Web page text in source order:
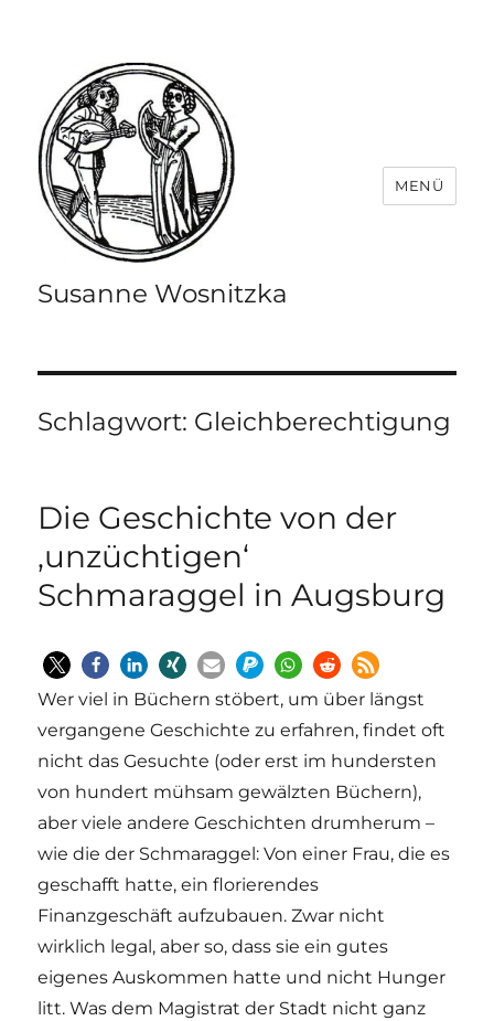
Susanne Wosnitzka
MENÜ
Schlagwort: Gleichberechtigung
Die Geschichte von der
‚unzüchtigen‘
Schmaraggel in Augsburg
Wer viel in Büchern stöbert, um über längst
vergangene Geschichte zu erfahren, findet oft
nicht das Gesuchte (oder erst im hundersten
von hundert mühsam gewälzten Büchern),
aber viele andere Geschichten drumherum –
wie die der Schmaraggel: Von einer Frau, die es
geschafft hatte, ein florierendes
Finanzgeschäft aufzubauen. Zwar nicht
wirklich legal, aber so, dass sie ein gutes
eigenes Auskommen hatte und nicht Hunger
litt. Was dem Magistrat der Stadt nicht ganz